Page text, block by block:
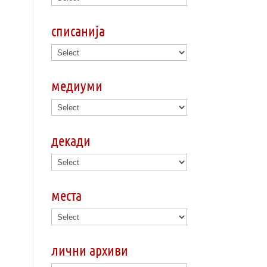
списанија
медиуми
декади
места
лични архиви